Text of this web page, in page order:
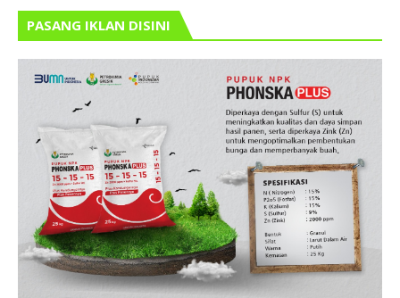
PASANG IKLAN DISINI